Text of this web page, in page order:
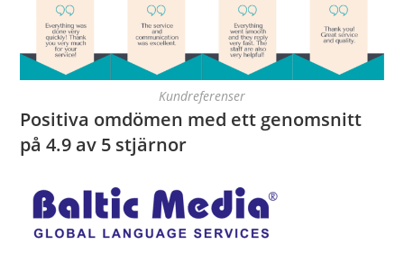
Kundreferenser
Positiva omdömen med ett genomsnitt
på 4.9 av 5 stjärnor